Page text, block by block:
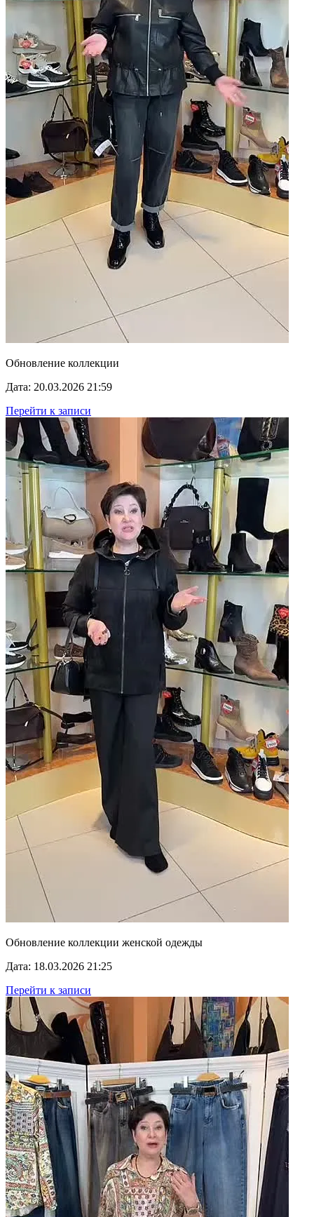
Обновление коллекции
Дата: 20.03.2026 21:59
Перейти к записи
Обновление коллекции женской одежды
Дата: 18.03.2026 21:25
Перейти к записи